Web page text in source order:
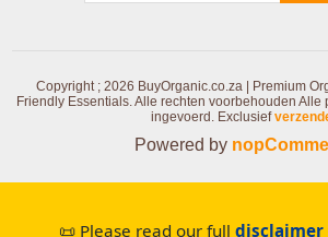
Copyright ; 2026 BuyOrganic.co.za | Premium
Friendly Essentials. Alle rechten voorbehouden Alle
ingevoerd. Exclusief
Powered by
📜 Please read our full disclaimer